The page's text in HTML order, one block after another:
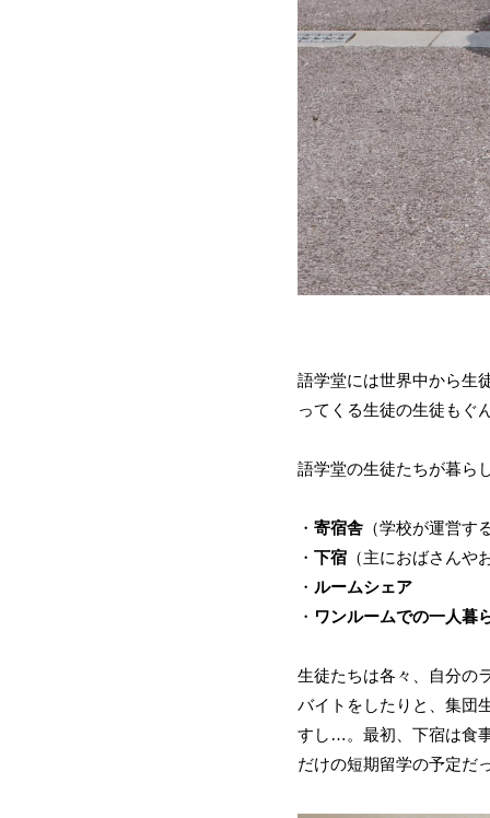
語学堂には世界中から生
ってくる生徒 の生徒もぐ
語学堂の生徒たちが暮ら
・ 寄宿舎 （学校が運営
・ 下宿 （主におばさん
・ ルームシェア
・ ワンルームでの一人暮
生徒たちは各々、自分の
バイトをしたりと、集団
すし…。最初、下宿は食
だけの短期留学の予定だ